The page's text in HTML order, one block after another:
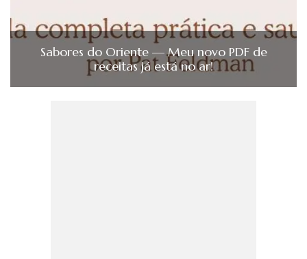
Sabores do Oriente — Meu novo PDF de
receitas já está no ar!